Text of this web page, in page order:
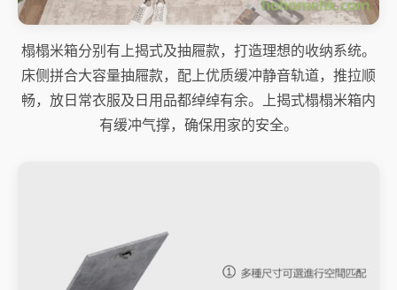
榻榻米箱分别有上揭式及抽屜款，打造理想的收纳系统。
床侧拼合大容量抽屜款，配上优质缓冲静音轨道，推拉顺
畅，放日常衣服及日用品都绰绰有余。上揭式榻榻米箱内
有缓冲气撑，确保用家的安全。